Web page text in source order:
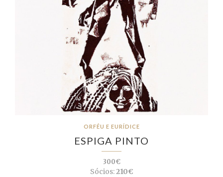
ORFÉU E EURÍDICE
ESPIGA PINTO
300€
Sócios:210€